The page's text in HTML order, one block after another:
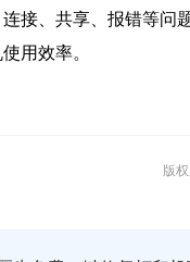
接、共享、报错等问
用效率。
版